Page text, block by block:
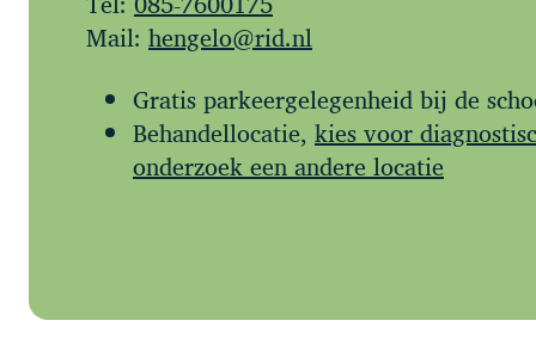
Mail: hengelo@rid.nl
Gratis parkeergelegenheid bij de
Behandellocatie, kies voor
onderzoek een andere locatie